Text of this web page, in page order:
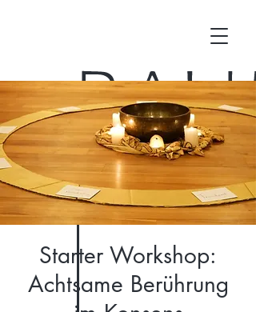
Starter Workshop:
Achtsame Berührung